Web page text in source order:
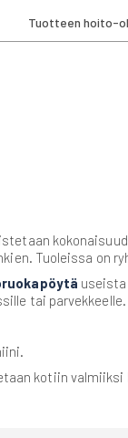
Tuoleissa on
tai parvekkeelle.
kotiin valmiiksi
Tuotteen hoito-